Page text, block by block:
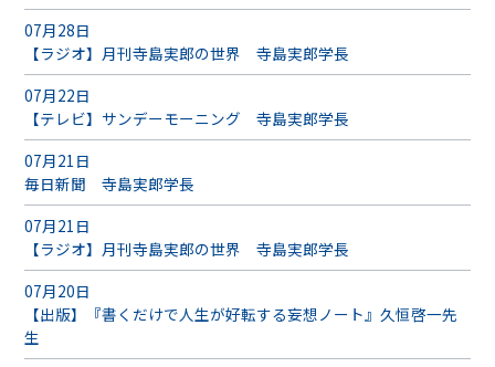
07月28日
【ラジオ】月刊寺島実郎の世界 寺島実郎学長
07月22日
【テレビ】サンデーモーニング 寺島実郎学長
07月21日
毎日新聞 寺島実郎学長
07月21日
【ラジオ】月刊寺島実郎の世界 寺島実郎学長
07月20日
【出版】『書くだけで人生が好転する妄想ノート』久恒啓一先
生